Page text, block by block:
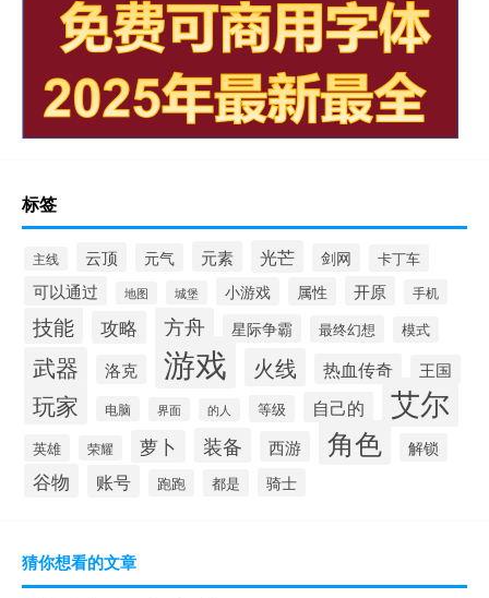
标签
主线 云顶 元气 元素 光芒 剑网 卡丁车
可以通过 地图 城堡 小游戏 属性 开原 手机
技能 攻略 方舟 星际争霸 最终幻想 模式
武器 洛克 游戏 火线 热血传奇 王国
玩家 电脑 界面 的人 等级 自己的 艾尔
英雄 荣耀 萝卜 装备 西游 角色 解锁
谷物 账号 跑跑 都是 骑士
猜你想看的文章